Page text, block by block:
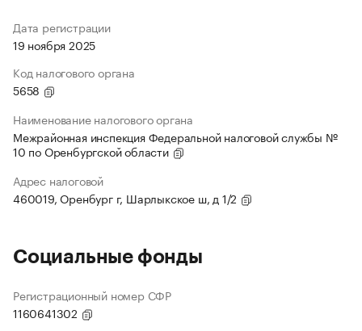
Дата регистрации
19 ноября 2025
Код налогового органа
5658
Наименование налогового органа
Межрайонная инспекция Федеральной налоговой службы №
10 по Оренбургской области
Адрес налоговой
460019, Оренбург г, Шарлыкское ш, д 1/2
Социальные фонды
Регистрационный номер СФР
1160641302